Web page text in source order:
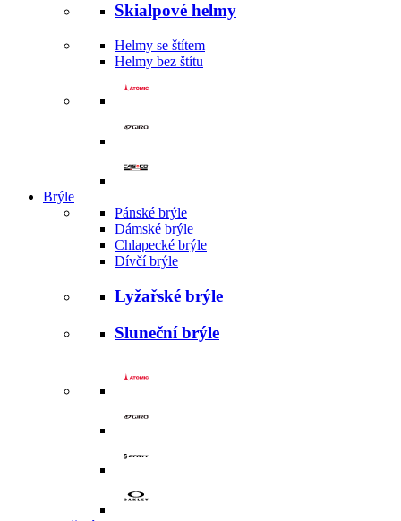
Skialpové helmy
Helmy se štítem
Helmy bez štítu
Brýle
Pánské brýle
Dámské brýle
Chlapecké brýle
Dívčí brýle
Lyžařské brýle
Sluneční brýle